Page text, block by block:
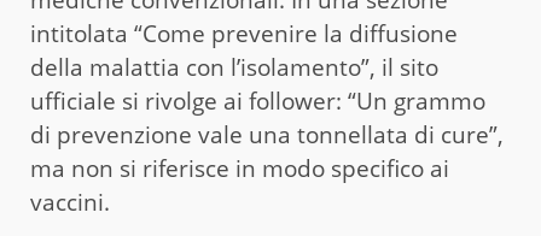
intitolata “Come prevenire la diffusione
della malattia con l’isolamento”, il sito
ufficiale si rivolge ai follower: “Un grammo
di prevenzione vale una tonnellata di cure”,
ma non si riferisce in modo specifico ai
vaccini.